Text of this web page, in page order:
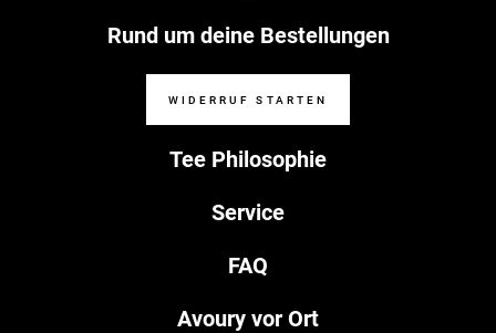
Tee Philosophie
Service
FAQ
Avoury vor Ort
Rund um deine Bestellungen
WIDERRUF STARTEN